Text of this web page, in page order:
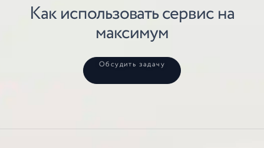
Как использовать сервис на
максимум
Обсудить задачу